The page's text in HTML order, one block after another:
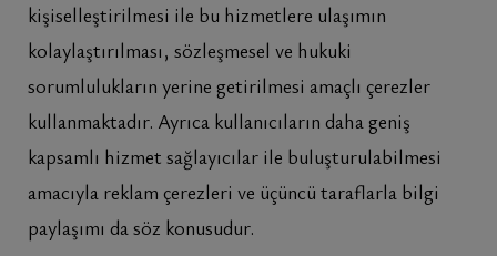
kişiselleştirilmesi ile bu hizmetlere ulaşımın
kolaylaştırılması, sözleşmesel ve hukuki
sorumlulukların yerine getirilmesi amaçlı çerezler
kullanmaktadır. Ayrıca kullanıcıların daha geniş
kapsamlı hizmet sağlayıcılar ile buluşturulabilmesi
amacıyla reklam çerezleri ve üçüncü taraflarla bilgi
paylaşımı da söz konusudur.